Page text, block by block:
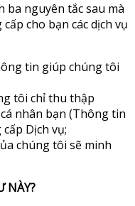
ba nguyên tắc sau mà
cho bạn các dịch vụ
tin giúp chúng tôi
tôi chỉ thu thập
nhân bạn (Thông tin
Dịch vụ;
chúng tôi sẽ minh
NÀY?